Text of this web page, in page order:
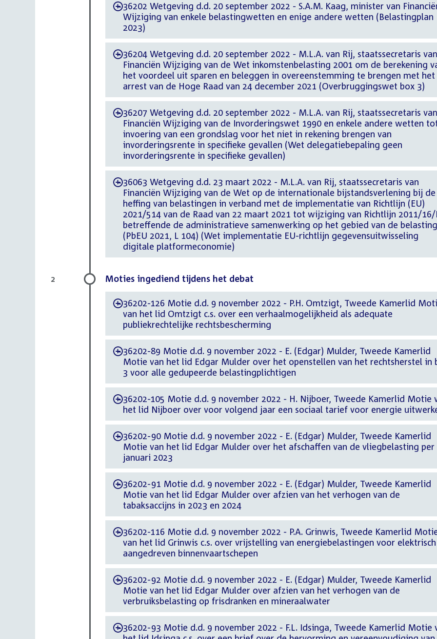
-36202 Wetgeving d.d. 20 september 2022 - S.A.M. Kaag, minister van
Wijziging van enkele belastingwetten en enige andere wetten (Belastingplan
2023)
-36204 Wetgeving d.d. 20 september 2022 - M.L.A. van Rij, staatssecretaris van
Financiën Wijziging van de Wet inkomstenbelasting 2001 om de berekening
het voordeel uit sparen en beleggen in overeenstemming te brengen met het
arrest van de Hoge Raad van 24 december 2021 (Overbruggingswet box 3)
-36207 Wetgeving d.d. 20 september 2022 - M.L.A. van Rij, staatssecretaris van
Financiën Wijziging van de Invorderingswet 1990 en enkele andere wetten
invoering van een grondslag voor het niet in rekening brengen van
invorderingsrente in specifieke gevallen (Wet delegatiebepaling geen
invorderingsrente in specifieke gevallen)
-36063 Wetgeving d.d. 23 maart 2022 - M.L.A. van Rij, staatssecretaris van
Financiën Wijziging van de Wet op de internationale bijstandsverlening bij de
heffing van belastingen in verband met de implementatie van Richtlijn (EU)
2021/514 van de Raad van 22 maart 2021 tot wijziging van Richtlijn 2011/16/
betreffende de administratieve samenwerking op het gebied van de
(PbEU 2021, L 104) (Wet implementatie EU-richtlijn gegevensuitwisseling
digitale platformeconomie)
Moties ingediend tijdens het debat
-36202-126 Motie d.d. 9 november 2022 - P.H. Omtzigt, Tweede Kamerlid
van het lid Omtzigt c.s. over een verhaalmogelijkheid als adequate
publiekrechtelijke rechtsbescherming
-36202-89 Motie d.d. 9 november 2022 - E. (Edgar) Mulder, Tweede Kamerlid
Motie van het lid Edgar Mulder over het openstellen van het rechtsherstel in
3 voor alle gedupeerde belastingplichtigen
-36202-105 Motie d.d. 9 november 2022 - H. Nijboer, Tweede Kamerlid Motie
het lid Nijboer over voor volgend jaar een sociaal tarief voor energie
-36202-90 Motie d.d. 9 november 2022 - E. (Edgar) Mulder, Tweede Kamerlid
Motie van het lid Edgar Mulder over het afschaffen van de vliegbelasting per
januari 2023
-36202-91 Motie d.d. 9 november 2022 - E. (Edgar) Mulder, Tweede Kamerlid
Motie van het lid Edgar Mulder over afzien van het verhogen van de
tabaksaccijns in 2023 en 2024
-36202-116 Motie d.d. 9 november 2022 - P.A. Grinwis, Tweede Kamerlid
van het lid Grinwis c.s. over vrijstelling van energiebelastingen voor elektrisch
aangedreven binnenvaartschepen
-36202-92 Motie d.d. 9 november 2022 - E. (Edgar) Mulder, Tweede Kamerlid
Motie van het lid Edgar Mulder over afzien van het verhogen van de
verbruiksbelasting op frisdranken en mineraalwater
-36202-93 Motie d.d. 9 november 2022 - F.L. Idsinga, Tweede Kamerlid Motie
2